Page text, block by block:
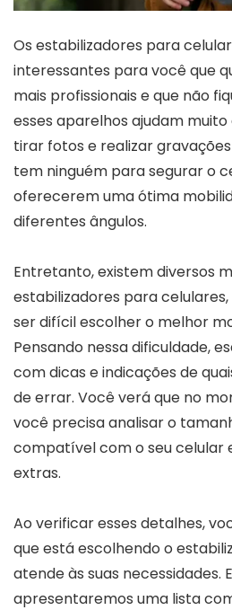
Os estabilizadores para
interessantes para você que
mais profissionais e que não
esses aparelhos ajudam
tirar fotos e realizar
tem ninguém para segurar o
oferecerem uma ótima
diferentes ângulos.
Entretanto, existem diversos
estabilizadores para
ser difícil escolher o melhor
Pensando nessa dificuldade,
com dicas e indicações de
de errar. Você verá que no
você precisa analisar o
compatível com o seu celular
extras.
Ao verificar esses detalhes,
que está escolhendo o
atende às suas necessidades.
apresentaremos uma lista